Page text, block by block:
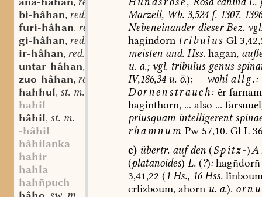
,
bi-hâhan, red. v.
furi-hâhan, red. v.
gi-hâhan, red. v.
ir-hâhan, red. v.
untar-hâhan,
zuo-hâhan, red. v.
hahhul, st. m.
hahil
hâhil, st. m.
-hâhil
hâhilanka
hahir
hahla
hahpuch
Marzell,Wb. 3,524f.1307.
NebeneinanderdieserBez.
hagindorn tribulus Gl
meistenand.Hss.hagan,
u.a.; vgl.tribulusgenus
IV,186,34u.ö.); — wohl allg.:
Dornenstrauch: êr
haginthorn,... also ...
priusquamintelligerent
rhamnum Pw 57,10. Gl L
c) übertr.aufden (Spitz-)
(platanoides) L.(?):hagdor
3,41,22 (1Hs.,16Hss.
erlizboum,ahorn u.a.).